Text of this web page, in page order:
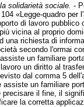
solidarietà sociale. -
«Legge-quadro
di lavoro
vicina al proprio
una richiesta di
secondo l'ormai
un familiare
un diritto al
dal comma 5
un familiare
il fine, il
la corretta